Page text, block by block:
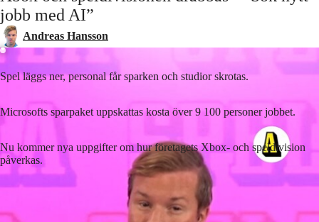
jobb med AI”
Andreas Hansson
Spel läggs ner, personal får sparken och studior skrotas.
Microsofts sparpaket uppskattas kosta över 9 100 personer jobbet.
Nu kommer nya uppgifter om hur företagets Xbox- och speldivision
påverkas.